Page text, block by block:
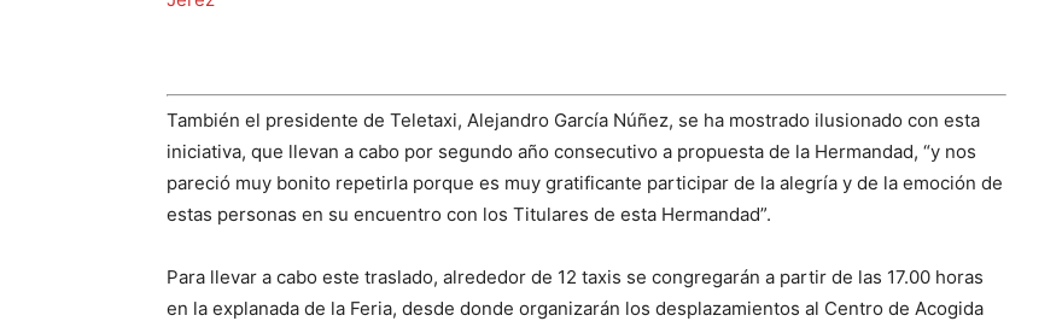
También el presidente de Teletaxi, Alejandro García Núñez, se ha mostrado ilusionado con esta
iniciativa, que llevan a cabo por segundo año consecutivo a propuesta de la Hermandad, “y nos
pareció muy bonito repetirla porque es muy gratificante participar de la alegría y de la emoción de
estas personas en su encuentro con los Titulares de esta Hermandad”.
Para llevar a cabo este traslado, alrededor de 12 taxis se congregarán a partir de las 17.00 horas
en la explanada de la Feria, desde donde organizarán los desplazamientos al Centro de Acogida